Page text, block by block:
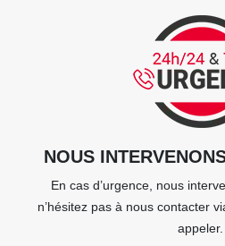
NOUS
En cas d’urgence, nous
n’hésitez pas à nous contacter
appeler.